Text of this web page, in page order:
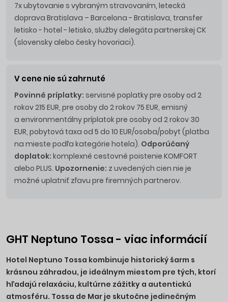
7x ubytovanie s vybraným stravovaním, letecká
doprava Bratislava – Barcelona - Bratislava, transfer
letisko - hotel - letisko, služby delegáta partnerskej CK
(slovensky alebo česky hovoriaci).
V cene nie sú zahrnuté
Povinné príplatky: servisné poplatky pre osoby od 2
rokov 215 EUR, pre osoby do 2 rokov 75 EUR, emisný
a environmentálny príplatok pre osoby od 2 rokov 30
EUR, pobytová taxa od 5 do 10 EUR/osoba/pobyt (platba
na mieste podľa kategórie hotela). Odporúčaný
doplatok: komplexné cestovné poistenie KOMFORT
alebo PLUS. Upozornenie: z uvedených cien nie je
možné uplatniť zľavu pre firemných partnerov.
GHT Neptuno Tossa - viac informácií
Hotel Neptuno Tossa kombinuje historický šarm s
krásnou záhradou, je ideálnym miestom pre tých, ktorí
hľadajú relaxáciu, kultúrne zážitky a autentickú
atmosféru. Tossa de Mar je skutočne jedinečným